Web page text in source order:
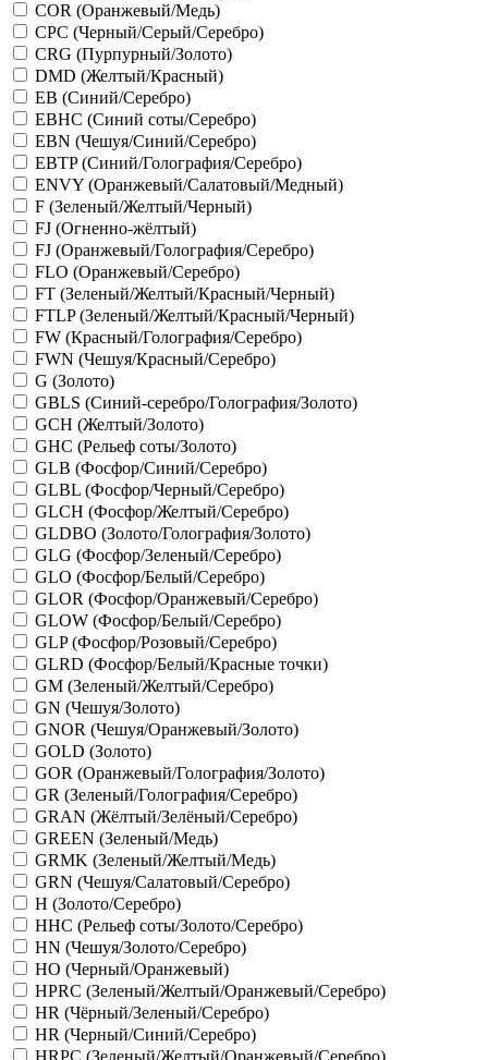
COR (Оранжевый/Медь)
CPC (Черный/Серый/Серебро)
CRG (Пурпурный/Золото)
DMD (Желтый/Красный)
EB (Синий/Серебро)
EBHC (Синий соты/Серебро)
EBN (Чешуя/Синий/Серебро)
EBTP (Синий/Голография/Серебро)
ENVY (Оранжевый/Салатовый/Медный)
F (Зеленый/Желтый/Черный)
FJ (Огненно-жёлтый)
FJ (Оранжевый/Голография/Серебро)
FLO (Оранжевый/Серебро)
FT (Зеленый/Желтый/Красный/Черный)
FTLP (Зеленый/Желтый/Красный/Черный)
FW (Красный/Голография/Серебро)
FWN (Чешуя/Красный/Серебро)
G (Золото)
GBLS (Синий-серебро/Голография/Золото)
GCH (Желтый/Золото)
GHC (Рельеф соты/Золото)
GLB (Фосфор/Синий/Серебро)
GLBL (Фосфор/Черный/Серебро)
GLCH (Фосфор/Желтый/Серебро)
GLDBO (Золото/Голография/Золото)
GLG (Фосфор/Зеленый/Серебро)
GLO (Фосфор/Белый/Серебро)
GLOR (Фосфор/Оранжевый/Серебро)
GLOW (Фосфор/Белый/Серебро)
GLP (Фосфор/Розовый/Серебро)
GLRD (Фосфор/Белый/Красные точки)
GM (Зеленый/Желтый/Серебро)
GN (Чешуя/Золото)
GNOR (Чешуя/Оранжевый/Золото)
GOLD (Золото)
GOR (Оранжевый/Голография/Золото)
GR (Зеленый/Голография/Серебро)
GRAN (Жёлтый/Зелёный/Серебро)
GREEN (Зеленый/Медь)
GRMK (Зеленый/Желтый/Медь)
GRN (Чешуя/Салатовый/Серебро)
H (Золото/Серебро)
HHC (Рельеф соты/Золото/Серебро)
HN (Чешуя/Золото/Серебро)
HO (Черный/Оранжевый)
HPRC (Зеленый/Желтый/Оранжевый/Серебро)
HR (Чёрный/Зеленый/Серебро)
HR (Черный/Синий/Серебро)